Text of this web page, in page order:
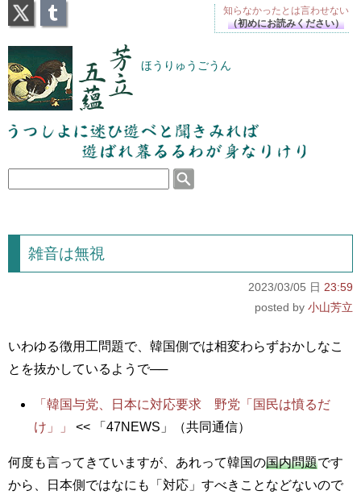
芳立五蘊 ほうりゅうごうん
うつしよに迷ひ遊べと聞きみれば遊ばれ暮るるわが
身なりけり
雑音は無視
2023/03/05 日 23:59
小山芳立
いわゆる徴用工問題で、韓国側では相変わらずおかしなこ
とを抜かしているようで──
「韓国与党、日本に対応要求 野党「国民は憤るだ
け」」
<< 「47NEWS」（共同通信）
何度も言ってきていますが、あれって韓国の国内問題です
から、日本側ではなにも「対応」すべきことなどないので
知らなかったとは言わせない
（初めにお読みください）
X Tumblr